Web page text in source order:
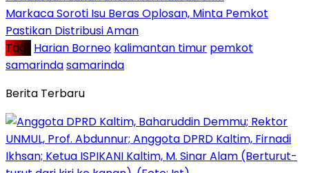
Markaca Soroti Isu Beras Oplosan, Minta Pemkot
Pastikan Distribusi Aman
Tag : Harian Borneo kalimantan timur pemkot
samarindasamarinda
Berita Terbaru